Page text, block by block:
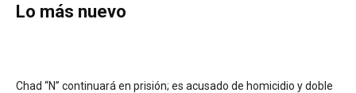
Lo más nuevo
Chad “N” continuará en prisión; es acusado de homicidio y doble